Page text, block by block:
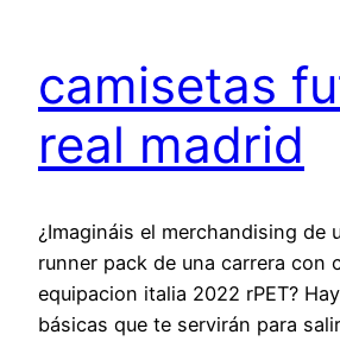
camisetas
real madrid
¿Imagináis el merchandising de
runner pack de una carrera con
equipacion italia 2022 rPET?
básicas que te servirán para